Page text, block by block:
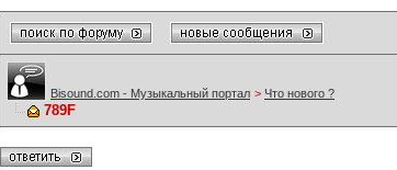
Bisound.com - Музыкальный портал > Что нового ?
789F